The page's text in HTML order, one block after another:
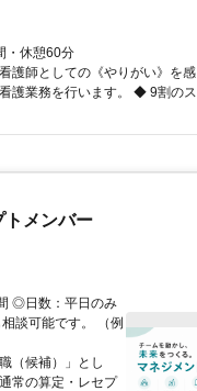
・休憩60分
護師としての《やりがい》を
護業務を行います。 ◆ 9割の
トメンバー
◎日数：平日のみ
談可能です。 （例
（候補）」とし
常の算定・レセプ